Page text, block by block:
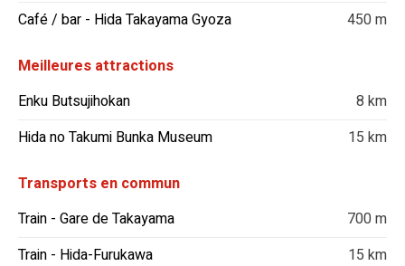
Café / bar - Hida Takayama Gyoza
450 m
Meilleures attractions
Enku Butsujihokan
8 km
Hida no Takumi Bunka Museum
15 km
Transports en commun
Train - Gare de Takayama
700 m
Train - Hida-Furukawa
15 km